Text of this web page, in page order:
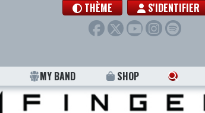
THÈME S'IDENTIFIER
MY BAND SHOP